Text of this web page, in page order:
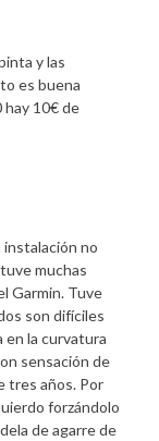
y las
es buena
hay 10€ de
instalación no
muchas
Garmin. Tuve
son difíciles
en la curvatura
sensación de
tres años. Por
forzándolo
de agarre de